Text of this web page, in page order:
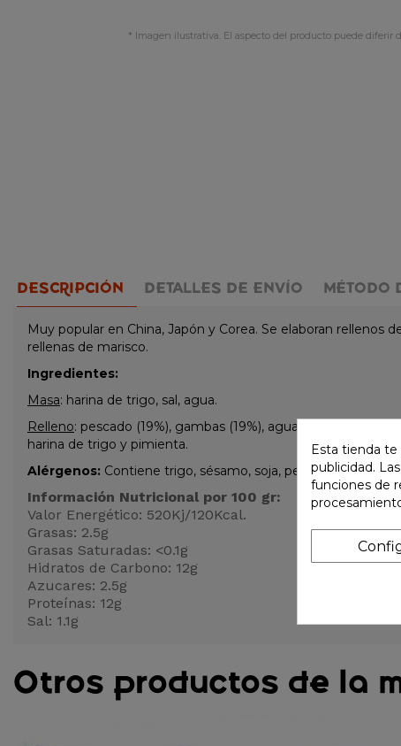
* Imagen ilustrativa. El aspecto del producto puede diferir
DESCRIPCIÓN DETALLES DE ENVÍO MÉTODO
Muy popular en China, Japón y Corea. Se elaboran rellenos
rellenas de marisco.
Ingredientes:
Masa: harina de trigo, sal, agua.
Relleno: pescado (19%), gambas (19%), agua, azúcar,
harina de trigo y pimienta.
Alérgenos: Contiene trigo, sésamo, soja, pescado y gambas.
Información Nutricional por 100 gr:
Valor Energético: 520Kj/120Kcal.
Grasas: 2.5g
Grasas Saturadas: <0.1g
Hidratos de Carbono: 12g
Azucares: 2.5g
Proteínas: 12g
Sal: 1.1g
Otros productos de la
Esta tienda te
publicidad.
funciones de